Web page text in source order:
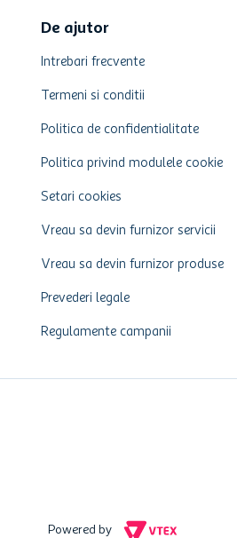
De ajutor
Intrebari frecvente
Termeni si conditii
Politica de confidentialitate
Politica privind modulele cookie
Setari cookies
Vreau sa devin furnizor servicii
Vreau sa devin furnizor produse
Prevederi legale
Regulamente campanii
Powered by